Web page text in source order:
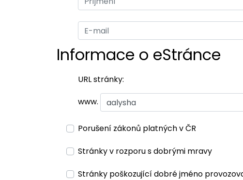
Informace o eStránce
URL stránky:
www.
Porušení zákonů platných v ČR
Stránky v rozporu s dobrými mravy
Stránky poškozující dobré jméno